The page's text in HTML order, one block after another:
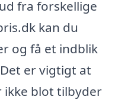
fra forskellige
kan du
og få et indblik
er vigtigt at
ikke blot tilbyder